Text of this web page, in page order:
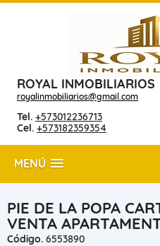
ROYAL INMOBILIARIOS
royalinmobiliarios@gmail.com
Tel. +573012236713
Cel. +573182359354
MENÚ
PIE DE LA POPA
VENTA
Código. 6553890